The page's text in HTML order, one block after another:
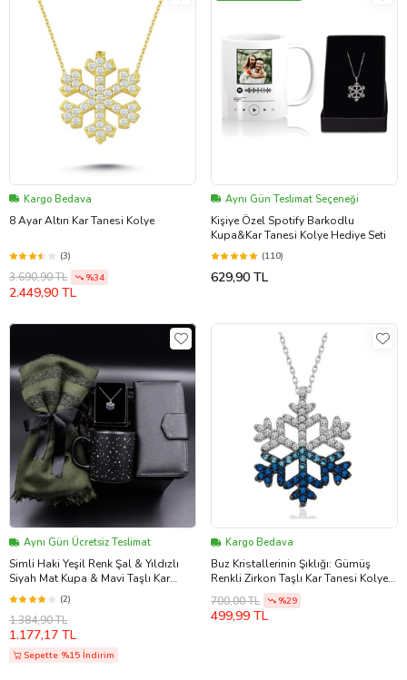
Kargo Bedava
8 Ayar Altın Kar Tanesi Kolye
(3)
3.690,90 TL %34
2.449,90 TL
Aynı Gün Teslimat Seçeneği
Kişiye Özel Spotify Barkodlu
Kupa&Kar Tanesi Kolye Hediye Seti
(110)
629,90 TL
Aynı Gün Ücretsiz Teslimat
Simli Haki Yeşil Renk Şal & Yıldızlı
Siyah Mat Kupa & Mavi Taşlı Kar
Tanesi Kolye & Siyah Kadın Cüzdan
Hediye Seti
(2)
1.384,90 TL
1.177,17 TL
Sepette %15 İndirim
Kargo Bedava
Buz Kristallerinin Şıklığı: Gümüş
Renkli Zirkon Taşlı Kar Tanesi Kolye
Anti Alerjik Hediyelik Aksesuar Takı
Sade Moda Trend Güzel Şık Zarif
Retro Kombine Uyumlu Doğum
700,00 TL %29
499,99 TL